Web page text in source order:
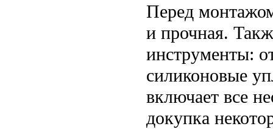
Перед
и прочная.
инструменты:
силиконовые
включает все
докупка